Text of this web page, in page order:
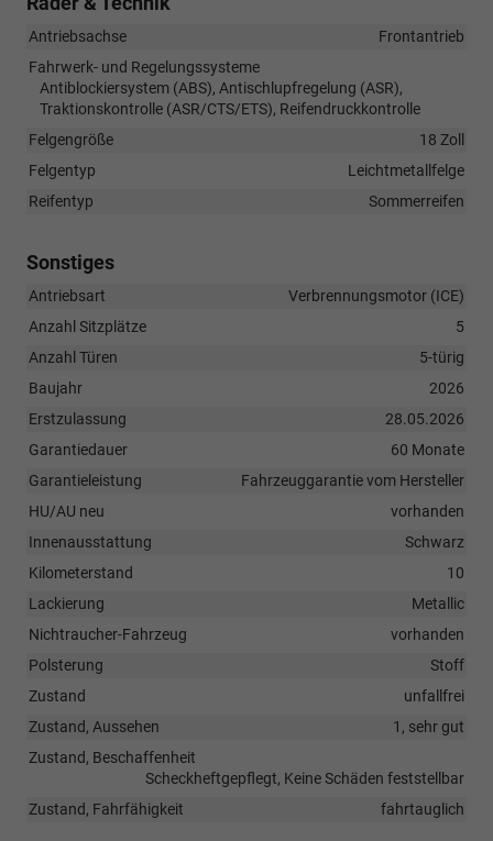
Antriebsachse
Frontantrieb
Fahrwerk- und Regelungssysteme
Antiblockiersystem (ABS), Antischlupfregelung (ASR),
Traktionskontrolle (ASR/CTS/ETS), Reifendruckkontrolle
Felgengröße
18 Zoll
Felgentyp
Leichtmetallfelge
Reifentyp
Sommerreifen
Sonstiges
Antriebsart
Verbrennungsmotor (ICE)
Anzahl Sitzplätze
5
Anzahl Türen
5-türig
Baujahr
2026
Erstzulassung
28.05.2026
Garantiedauer
60 Monate
Garantieleistung
Fahrzeuggarantie vom Hersteller
HU/AU neu
vorhanden
Innenausstattung
Schwarz
Kilometerstand
10
Lackierung
Metallic
Nichtraucher-Fahrzeug
vorhanden
Polsterung
Stoff
Zustand
unfallfrei
Zustand, Aussehen
1, sehr gut
Zustand, Beschaffenheit
Scheckheftgepflegt, Keine Schäden feststellbar
Zustand, Fahrfähigkeit
fahrtauglich